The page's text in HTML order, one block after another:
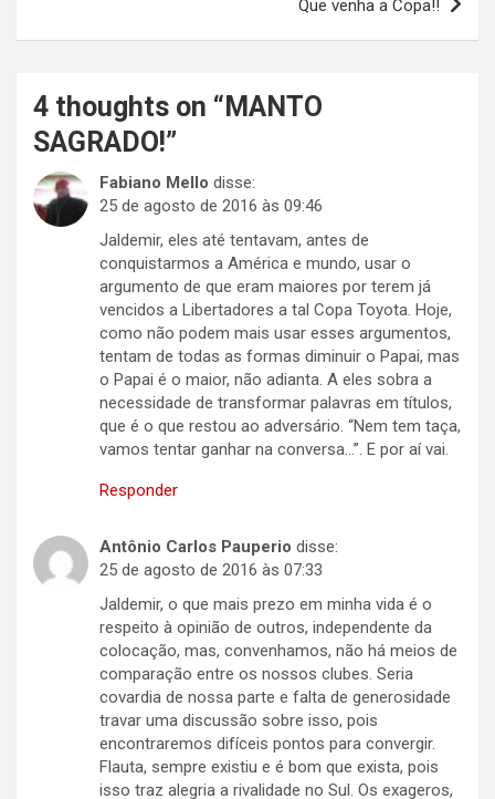
Que venha a Copa!!
4 thoughts on “ MANTO
SAGRADO!”
Fabiano Mello disse:
25 de agosto de 2016 às 09:46
Jaldemir, eles até tentavam, antes de
conquistarmos a América e mundo, usar o
argumento de que eram maiores por terem já
vencidos a Libertadores a tal Copa Toyota. Hoje,
como não podem mais usar esses argumentos,
tentam de todas as formas diminuir o Papai, mas
o Papai é o maior, não adianta. A eles sobra a
necessidade de transformar palavras em títulos,
que é o que restou ao adversário. “Nem tem taça,
vamos tentar ganhar na conversa…”. E por aí vai.
Responder
Antônio Carlos Pauperio disse:
25 de agosto de 2016 às 07:33
Jaldemir, o que mais prezo em minha vida é o
respeito à opinião de outros, independente da
colocação, mas, convenhamos, não há meios de
comparação entre os nossos clubes. Seria
covardia de nossa parte e falta de generosidade
travar uma discussão sobre isso, pois
encontraremos difíceis pontos para convergir.
Flauta, sempre existiu e é bom que exista, pois
isso traz alegria a rivalidade no Sul. Os exageros,